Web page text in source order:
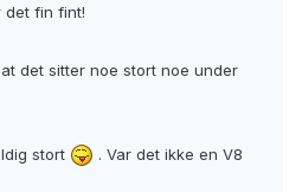
det fin fint!
det sitter noe stort noe under
stort
. Var det ikke en V8